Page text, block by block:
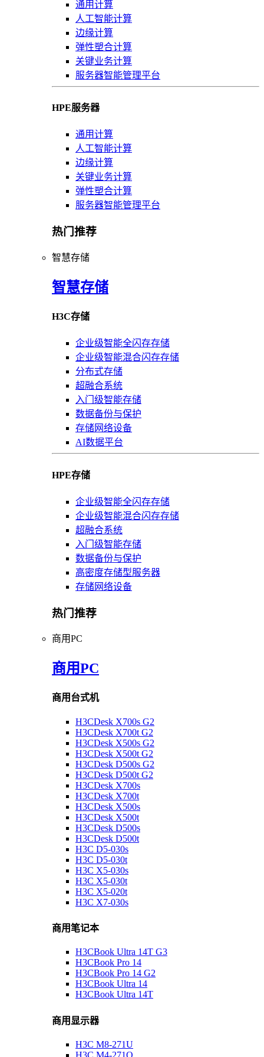
通用计算
人工智能计算
边缘计算
弹性塑合计算
关键业务计算
服务器智能管理平台
HPE服务器
通用计算
人工智能计算
边缘计算
关键业务计算
弹性塑合计算
服务器智能管理平台
热门推荐
智慧存储
智慧存储
H3C存储
企业级智能全闪存存储
企业级智能混合闪存存储
分布式存储
超融合系统
入门级智能存储
数据备份与保护
存储网络设备
AI数据平台
HPE存储
企业级智能全闪存存储
企业级智能混合闪存存储
超融合系统
入门级智能存储
数据备份与保护
高密度存储型服务器
存储网络设备
热门推荐
商用PC
商用PC
商用台式机
H3CDesk X700s G2
H3CDesk X700t G2
H3CDesk X500s G2
H3CDesk X500t G2
H3CDesk D500s G2
H3CDesk D500t G2
H3CDesk X700s
H3CDesk X700t
H3CDesk X500s
H3CDesk X500t
H3CDesk D500s
H3CDesk D500t
H3C D5-030s
H3C D5-030t
H3C X5-030s
H3C X5-030t
H3C X5-020t
H3C X7-030s
商用笔记本
H3CBook Ultra 14T G3
H3CBook Pro 14
H3CBook Pro 14 G2
H3CBook Ultra 14
H3CBook Ultra 14T
商用显示器
H3C M8-271U
H3C M4-271Q